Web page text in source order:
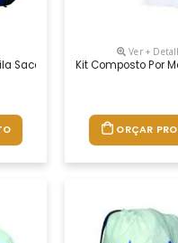
Saco Em Nylon, Squeeze
Ver +
Kit Composto Por
ORÇAR